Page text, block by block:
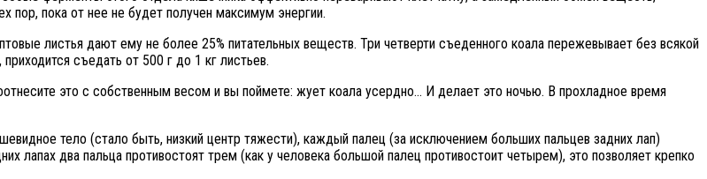
пор, пока от нее не будет получен максимум энергии.
листья дают ему не более 25% питательных веществ. Три четверти съеденного коала пережевывает без всякой
съедать от 500 г до 1 кг листьев.
это с собственным весом и вы поймете: жует коала усердно… И делает это ночью. В прохладное время
тело (стало быть, низкий центр тяжести), каждый палец (за исключением больших пальцев задних лап)
два пальца противостоят трем (как у человека большой палец противостоит четырем), это позволяет крепко